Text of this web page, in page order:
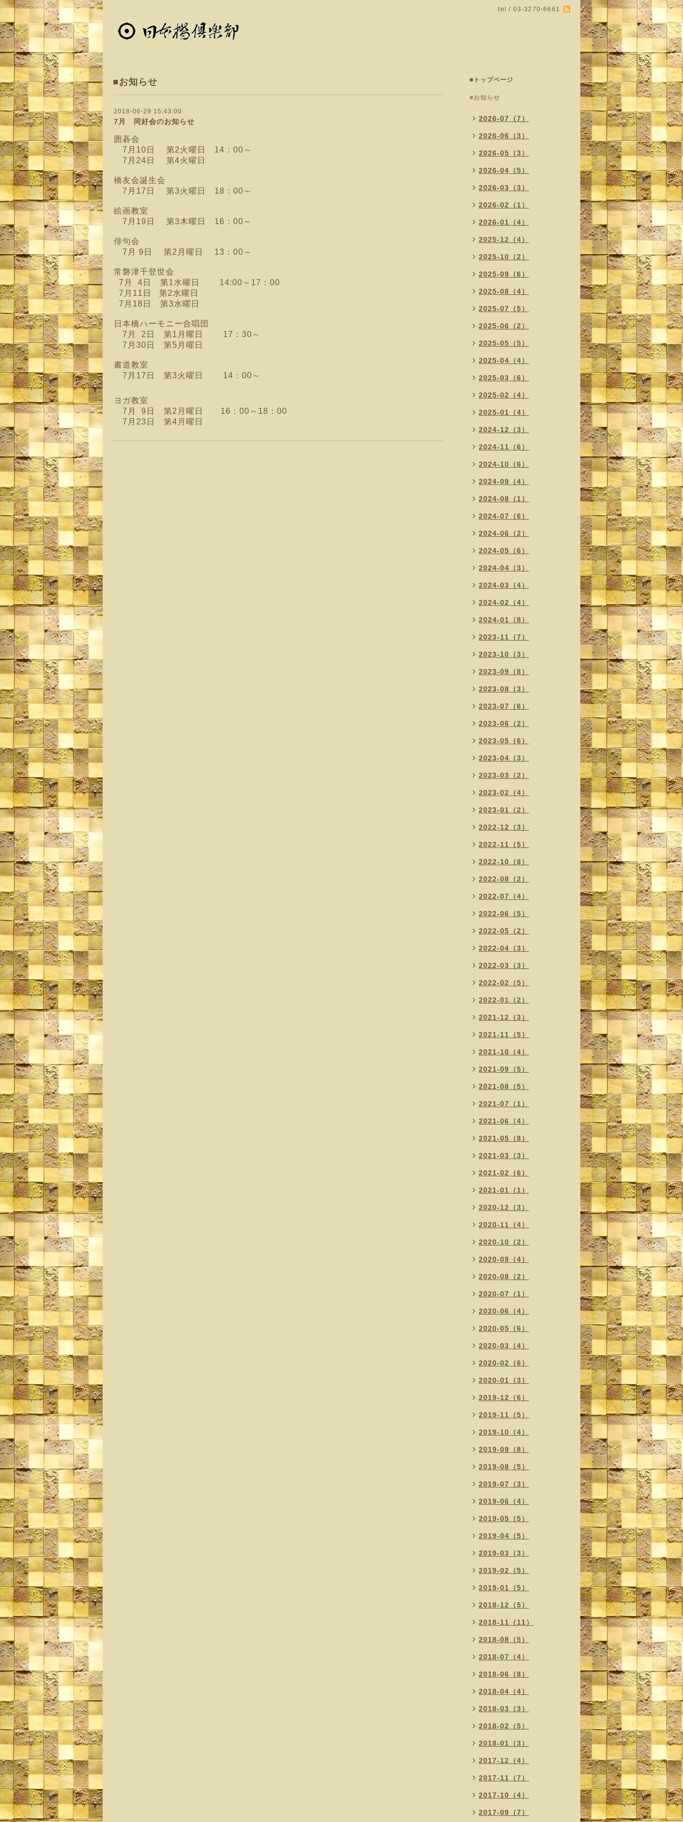
tel / 03-3270-6661
■お知らせ
2018-06-29 15:43:00
7月 同好会のお知らせ
囲碁会
7月10日 第2火曜日 14：00～
7月24日 第4火曜日
橋友会誕生会
7月17日 第3火曜日 18：00～
絵画教室
7月19日 第3木曜日 16：00～
俳句会
7月 9日 第2月曜日 13：00～
常磐津千登世会
7月 4日 第1水曜日 14:00～17：00
7月11日 第2水曜日
7月18日 第3水曜日
日本橋ハーモニー合唱団
7月 2日 第1月曜日 17：30～
7月30日 第5月曜日
書道教室
7月17日 第3火曜日 14：00～
ヨガ教室
7月 9日 第2月曜日 16：00～18：00
7月23日 第4月曜日
■トップページ
■お知らせ
2026-07（7）
2026-06（3）
2026-05（3）
2026-04（5）
2026-03（3）
2026-02（1）
2026-01（4）
2025-12（4）
2025-10（2）
2025-09（6）
2025-08（4）
2025-07（5）
2025-06（2）
2025-05（5）
2025-04（4）
2025-03（6）
2025-02（4）
2025-01（4）
2024-12（3）
2024-11（6）
2024-10（6）
2024-09（4）
2024-08（1）
2024-07（6）
2024-06（2）
2024-05（6）
2024-04（3）
2024-03（4）
2024-02（4）
2024-01（8）
2023-11（7）
2023-10（3）
2023-09（8）
2023-08（3）
2023-07（6）
2023-06（2）
2023-05（6）
2023-04（3）
2023-03（2）
2023-02（4）
2023-01（2）
2022-12（3）
2022-11（5）
2022-10（8）
2022-08（2）
2022-07（4）
2022-06（5）
2022-05（2）
2022-04（3）
2022-03（3）
2022-02（5）
2022-01（2）
2021-12（3）
2021-11（5）
2021-10（4）
2021-09（5）
2021-08（5）
2021-07（1）
2021-06（4）
2021-05（8）
2021-03（3）
2021-02（6）
2021-01（1）
2020-12（3）
2020-11（4）
2020-10（2）
2020-09（4）
2020-08（2）
2020-07（1）
2020-06（4）
2020-05（6）
2020-03（4）
2020-02（6）
2020-01（3）
2019-12（6）
2019-11（5）
2019-10（4）
2019-09（8）
2019-08（5）
2019-07（3）
2019-06（4）
2019-05（5）
2019-04（5）
2019-03（3）
2019-02（5）
2019-01（5）
2018-12（5）
2018-11（11）
2018-08（5）
2018-07（4）
2018-06（8）
2018-04（4）
2018-03（3）
2018-02（5）
2018-01（3）
2017-12（4）
2017-11（7）
2017-10（4）
2017-09（7）